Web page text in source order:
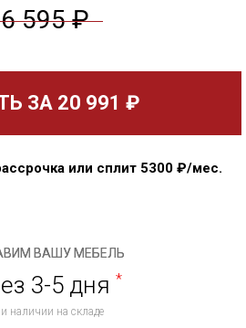
595 ₽
ЗА 20 991 ₽
или сплит 5300 ₽/мес.
ВАШУ МЕБЕЛЬ
3-5 дня *
наличии на складе